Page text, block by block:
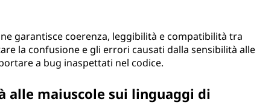
garantisce coerenza, leggibilità e compatibilità tra
la confusione e gli errori causati dalla sensibilità alle
a bug inaspettati nel codice.
alle maiuscole sui linguaggi di